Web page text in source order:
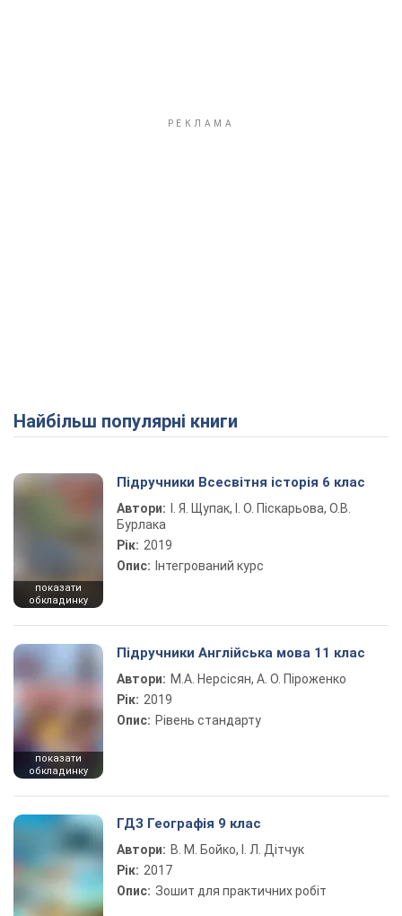
Найбільш популярні книги
показати
обкладинку
Підручники Всесвітня історія 6 клас
Автори:
І. Я. Щупак, І. О. Піскарьова, О.В.
Бурлака
Рік: 2019
Опис: Інтегрований курс
показати
обкладинку
Підручники Англійська мова 11 клас
Автори: М.А. Нерсісян, А. О. Піроженко
Рік: 2019
Опис: Рівень стандарту
ГДЗ Географія 9 клас
Автори: В. М. Бойко, І. Л. Дітчук
Рік: 2017
Опис: Зошит для практичних робіт